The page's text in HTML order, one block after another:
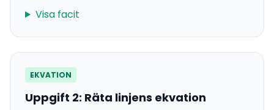
Visa facit
EKVATION
Uppgift 2: Räta linjens ekvation